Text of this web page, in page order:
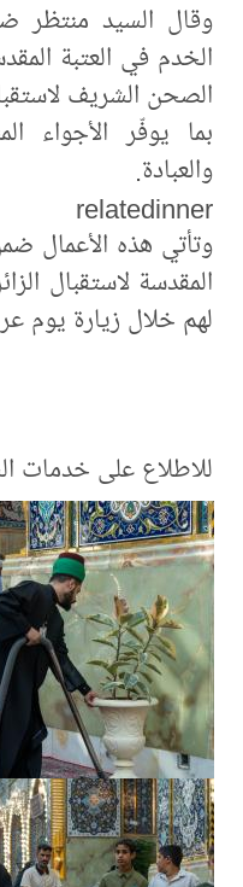
وقال السيد منتظر
الخدم في العتبة
الصحن الشريف
بما يوفّر الأجواء
والعبادة.
relatedinner
وتأتي هذه الأعمال
المقدسة لاستقبال
لهم خلال زيارة يوم
للاطلاع على خدمات